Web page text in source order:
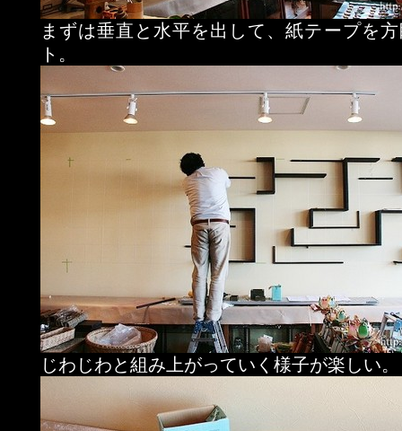
まずは垂直と水平を出して、紙テープを
ト。
じわじわと組み上がっていく様子が楽しい。